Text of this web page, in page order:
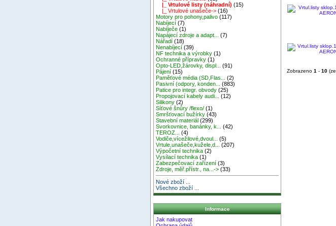
|_ Vrtulové listy (náhradní) (15)
|_ Vrtulové unašeče-> (16)
Motory pro pohony,palivo (117)
Nabíjecí (7)
Nabíječe (1)
Napájecí zdroje a adapt...
(7)
Nářadí (18)
Nenabíjecí (39)
NF technika a výrobky (1)
Ochranné přípravky (1)
Opto-LED,žárovky, displ...
(91)
Pájení (15)
Paměťové média (SD,Flas...
(2)
Pasivní (odpory, konden...
(883)
Patice pro integr. obvody (25)
Propojovací kabely audi...
(12)
Silikony (2)
Síťové šnůry /flexo/ (1)
Smršťovací bužírky (43)
Stavební materiál (299)
Svorkovnice, banánky, k...
(42)
TEROZ...
(4)
Vodiče,vícežilové,dvoul...
(5)
Vrtule,unašeče,kužele,d...
(207)
Výpočetní technika (2)
Vysílací technika (1)
Zabezpečovací zařízení (3)
Zdroje, měř.přístr., na...-> (33)
Nové zboží ...
Všechno zboží ...
Informace
Jak nakupovat
Zobrazeno 1 - 10 (ze